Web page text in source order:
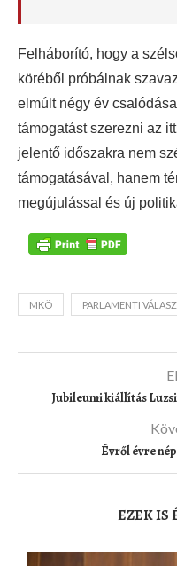
Felháborító, hogy a
köréből próbálnak
elmúlt négy év
támogatást szerezni az
jelentő időszakra nem
támogatásával, hanem
megújulással és új
MKÖ PARLAMENTI
Jubileumi kiállítás
Évről évre
EZEK IS